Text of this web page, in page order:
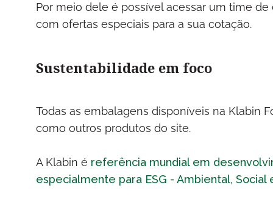
Por meio dele é possível acessar um time
com ofertas especiais para a sua cotação.
Sustentabilidade em foco
Todas as embalagens disponíveis na Klabin
como outros produtos do site.
A Klabin é referência mundial em
especialmente para ESG - Ambiental, Social